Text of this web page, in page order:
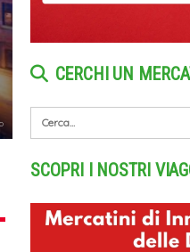
CERCHI UN
SCOPRI I NOSTRI